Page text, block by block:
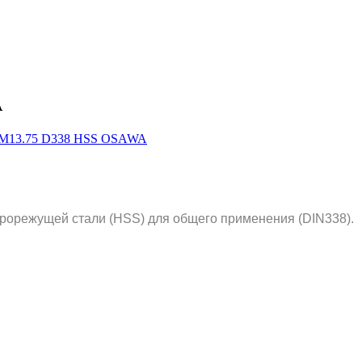
стали (HSS) для общего применения (DIN338).